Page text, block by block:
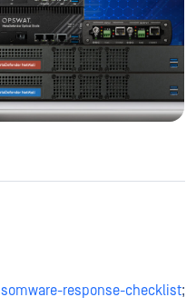
response-checklist;